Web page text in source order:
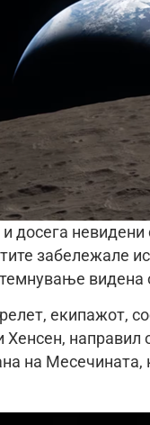
досега
забележале
видена
екипажот,
направил
на Месечината,